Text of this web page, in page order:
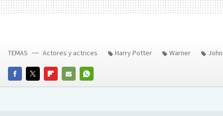
FACEBOOKTWITTERFLIPBOARD
E-
WHATSAPP
TEMAS Actores y actrices Harry Potter Warner